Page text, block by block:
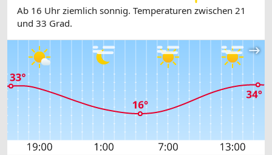
Ab 16 Uhr ziemlich sonnig. Temperaturen zwischen 21
und 33 Grad.